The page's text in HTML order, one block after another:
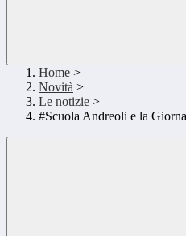
Home >
Novità >
Le notizie >
#Scuola Andreoli e la